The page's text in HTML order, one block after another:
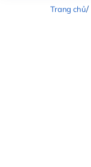
Trang chủ